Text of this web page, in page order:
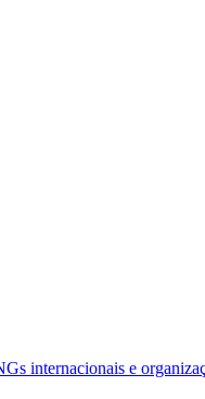
internacionais e